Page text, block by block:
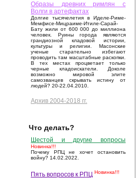
Образы древних римлян с
Волги в артефактах
Долгие тысячелетия в Иделе-Риме-
Мемфисе-Мицраиме-Итиле-Сарай-
Бату жили от 600 000 до миллиона
человек. Руины города являются
грандиозной кладовой истории,
культуры и религии. Масонские
ученые старательно избегают
проводить там масштабные раскопки.
В тех местах процветает только
черные кладоискатели. Доколе
возможно мировой элите
самозванцев скрывать истину от
людей? 20-22.04.2010.
Архив 2004-2018 гг.
Что делать?
Шестой и другие вопросы
Новинка!!!
Почему РПЦ не хочет остановить
войну? 14.02.2022.
Пять вопросов к РПЦ Новинка!!!